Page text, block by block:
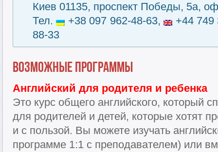
Киев 01135, проспект Победы, 5а,
Тел.
+38 097 962-48-63,
+44
88-33
Возможные программы
Английский для родителя и ребенка
Это курс общего английского, который
для родителей и детей, которые хотят
и с пользой. Вы можете изучать
программе 1:1 с преподавателем) или